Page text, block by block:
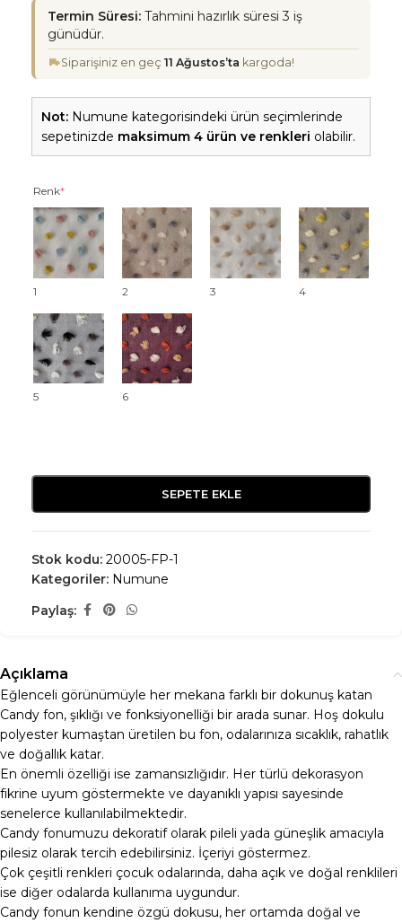
Termin Süresi: Tahmini hazırlık süresi 3 iş
günüdür.
Siparişiniz en geç 11 Ağustos’ta kargoda!
Not: Numune kategorisindeki ürün seçimlerinde
sepetinizde maksimum 4 ürün ve renkleri olabilir.
Renk*
1 2 3 4
5 6
SEPETE EKLE
Stok kodu: 20005-FP-1
Kategoriler: Numune
Paylaş:
Açıklama
Eğlenceli görünümüyle her mekana farklı bir dokunuş katan
Candy fon, şıklığı ve fonksiyonelliği bir arada sunar. Hoş dokulu
polyester kumaştan üretilen bu fon, odalarınıza sıcaklık, rahatlık
ve doğallık katar.
En önemli özelliği ise zamansızlığıdır. Her türlü dekorasyon
fikrine uyum göstermekte ve dayanıklı yapısı sayesinde
senelerce kullanılabilmektedir.
Candy fonumuzu dekoratif olarak pileli yada güneşlik amacıyla
pilesiz olarak tercih edebilirsiniz. İçeriyi göstermez.
Çok çeşitli renkleri çocuk odalarında, daha açık ve doğal renklileri
ise diğer odalarda kullanıma uygundur.
Candy fonun kendine özgü dokusu, her ortamda doğal ve